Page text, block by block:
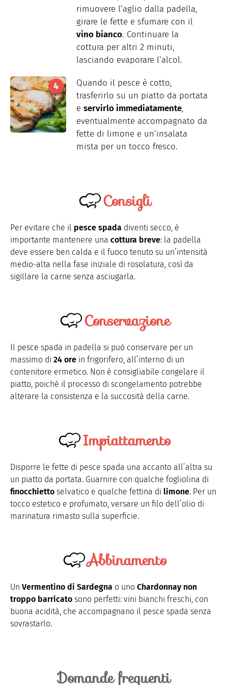
rimuovere l’aglio dalla padella,
girare le fette e sfumare con il
vino bianco. Continuare la
cottura per altri 2 minuti,
lasciando evaporare l’alcol.
Quando il pesce è cotto,
trasferirlo su un piatto da portata
e servirlo immediatamente,
eventualmente accompagnato da
fette di limone e un’insalata
mista per un tocco fresco.
Consigli
Per evitare che il pesce spada diventi secco, è
importante mantenere una cottura breve: la padella
deve essere ben calda e il fuoco tenuto su un’intensità
medio-alta nella fase iniziale di rosolatura, così da
sigillare la carne senza asciugarla.
Conservazione
Il pesce spada in padella si può conservare per un
massimo di 24 ore in frigorifero, all’interno di un
contenitore ermetico. Non è consigliabile congelare il
piatto, poiché il processo di scongelamento potrebbe
alterare la consistenza e la succosità della carne.
Impiattamento
Disporre le fette di pesce spada una accanto all’altra su
un piatto da portata. Guarnire con qualche fogliolina di
finocchietto selvatico e qualche fettina di limone. Per un
tocco estetico e profumato, versare un filo dell’olio di
marinatura rimasto sulla superficie.
Abbinamento
Un Vermentino di Sardegna o uno Chardonnay non
troppo barricato sono perfetti: vini bianchi freschi, con
buona acidità, che accompagnano il pesce spada senza
sovrastarlo.
Domande frequenti